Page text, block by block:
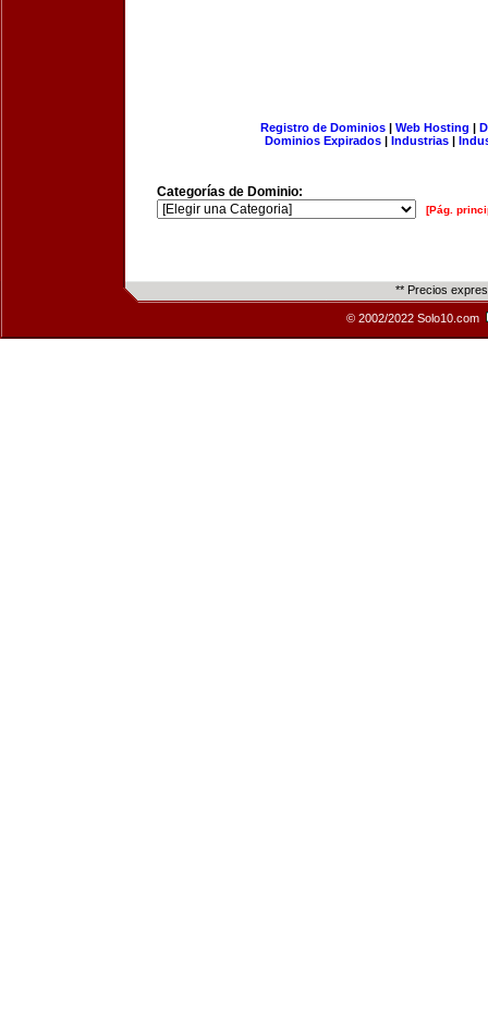
Registro de Dominios| Web Hosting |
Dominios Expirados | Industrias |
Categorías de Dominio:
[Pág.
** Precios
© 2002/2022 Solo10.com